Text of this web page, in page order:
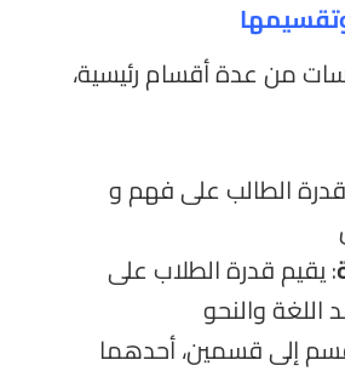
من عدة أقسام رئيسية،
قدرة الطالب على فهم و
: يقيم قدرة الطلاب على
اللغة والنحو
إلى قسمين، أحدهما